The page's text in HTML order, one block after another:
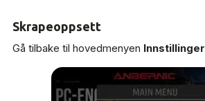
Skrapeoppsett
Gå tilbake til hovedmenyen Innstillinger